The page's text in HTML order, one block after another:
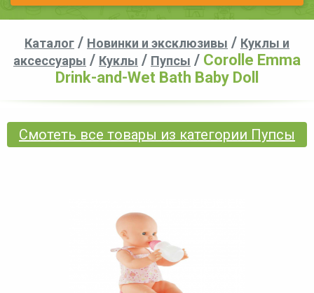
Каталог / Новинки и эксклюзивы / Куклы и
аксессуары / Куклы / Пупсы / Corolle Emma
Drink-and-Wet Bath Baby Doll
Смотеть все товары из категории Пупсы